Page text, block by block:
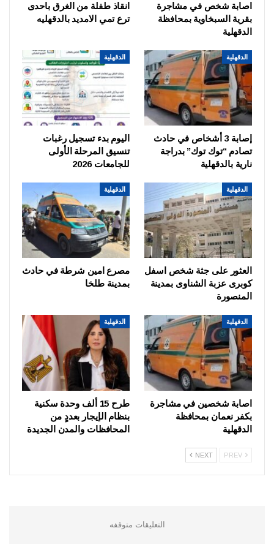
اصابة شخص في مشاجرة
بقرية السبخاوية بمحافظة
الدقهلية
انقاذ طفلة من الغرق باحدى
ترع تمي الامديد بالدقهليه
الدقهلية
إصابة 3 أشخاص في حادث
تصادم “توك توك” بدراجة
نارية بالدقهلية
الدقهلية
اليوم بدء تسجيل رغبات
تنسيق المرحلة الأولى
للجامعات 2026
الدقهلية
العثور على جثة شخص اسفل
كوبرى عزبة الشناوى بمدينة
المنصورة
الدقهلية
مصرع امين شرطة في حادث
بمدينة طلخا
الدقهلية
اصابة شخصين في مشاجرة
بكفر نعمان بمحافظة
الدقهلية
الدقهلية
طرح 15 ألف وحدة سكنية
بنظام الإيجار بعددٍ من
المحافظات والمدن الجديدة
NEXT
التعليقات متوقفه